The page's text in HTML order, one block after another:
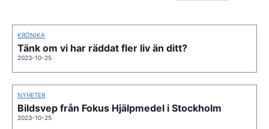
KRÖNIKA
Tänk om vi har räddat fler liv än ditt?
2023-10-25
NYHETER
Bildsvep från Fokus Hjälpmedel i Stockholm
2023-10-25